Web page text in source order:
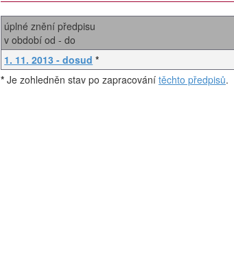
úplné znění předpisu
v období od - do
1. 11. 2013 - dosud *
* Je zohledněn stav po zapracování těchto předpisů.